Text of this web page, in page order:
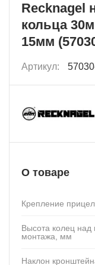
Recknagel
кольца
15мм
Артикул:
О товаре
Крепление
Высота колец над
монтажа, мм
Наклон